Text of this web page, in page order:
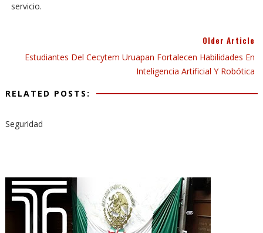
servicio.
Older Article
Estudiantes Del Cecytem Uruapan Fortalecen Habilidades En
Inteligencia Artificial Y Robótica
RELATED POSTS:
Seguridad